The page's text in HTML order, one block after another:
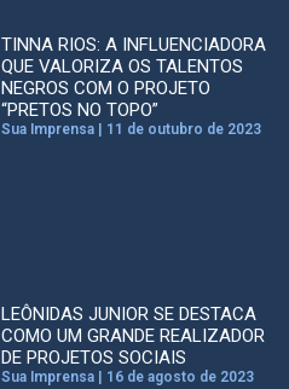
TINNA RIOS: A INFLUENCIADORA
QUE VALORIZA OS TALENTOS
NEGROS COM O PROJETO
“PRETOS NO TOPO”
Sua Imprensa 11 de outubro de 2023
LEÔNIDAS JUNIOR SE DESTACA
COMO UM GRANDE REALIZADOR
DE PROJETOS SOCIAIS
Sua Imprensa 16 de agosto de 2023